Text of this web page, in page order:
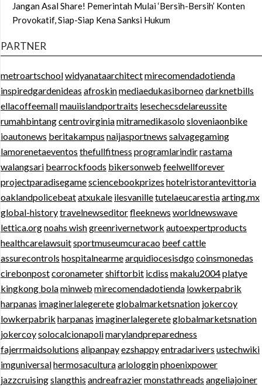
Jangan Asal Share! Pemerintah Mulai ‘Bersih-Bersih’ Konten
Provokatif, Siap-Siap Kena Sanksi Hukum
PARTNER
metroartschoolwidyanataarchitectmirecomendadotienda
inspiredgardenideas afroskinmediaedukasiborneodarknetbills
ellacoffeemallmauiislandportraits lesechecsdelareussite
rumahbintangcentrovirginiamitramedikasolosloveniaonbike
ioautonews beritakampus naijasportnews salvagegaming
lamorenetaeventos thefullfitness programlarindirrastama
walangsari bearrockfoods bikersonweb feelwellforever
projectparadisegamesciencebookprizes hotelristorantevittoria
oaklandpolicebeatatxukale ilesvanilletutelaeucarestiaarting.mx
global-historytravelnewseditorfleeknews worldnewswave
lettica.orgnoahs wishgreenrivernetwork autoexpertproducts
healthcarelawsuitsportmuseumcuracao beef cattle
assurecontrols hospitalnearmearquidiocesisdgocoinsmonedas
cirebonpostcoronametershiftorbit icdiss makalu2004platye
kingkong bolaminweb mirecomendadotienda lowkerpabrik
harpanas imaginerlalegereteglobalmarketsnation jokercoy
lowkerpabrik harpanas imaginerlalegereteglobalmarketsnation
jokercoysolocalcionapolimarylandpreparedness
fajerrmaidsolutions alipanpayezshappyentradarivers ustechwiki
imguniversalhermosaculturaarlologginphoenixpower
jazzcruisingslangthis andreafraziermonstathreads angeliajoiner